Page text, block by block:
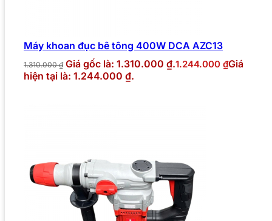
Máy khoan đục bê tông 400W DCA AZC13
1.310.000₫ Giá gốc là: 1.310.000 ₫.1.244.000 ₫Giá
hiện tại là: 1.244.000 ₫.